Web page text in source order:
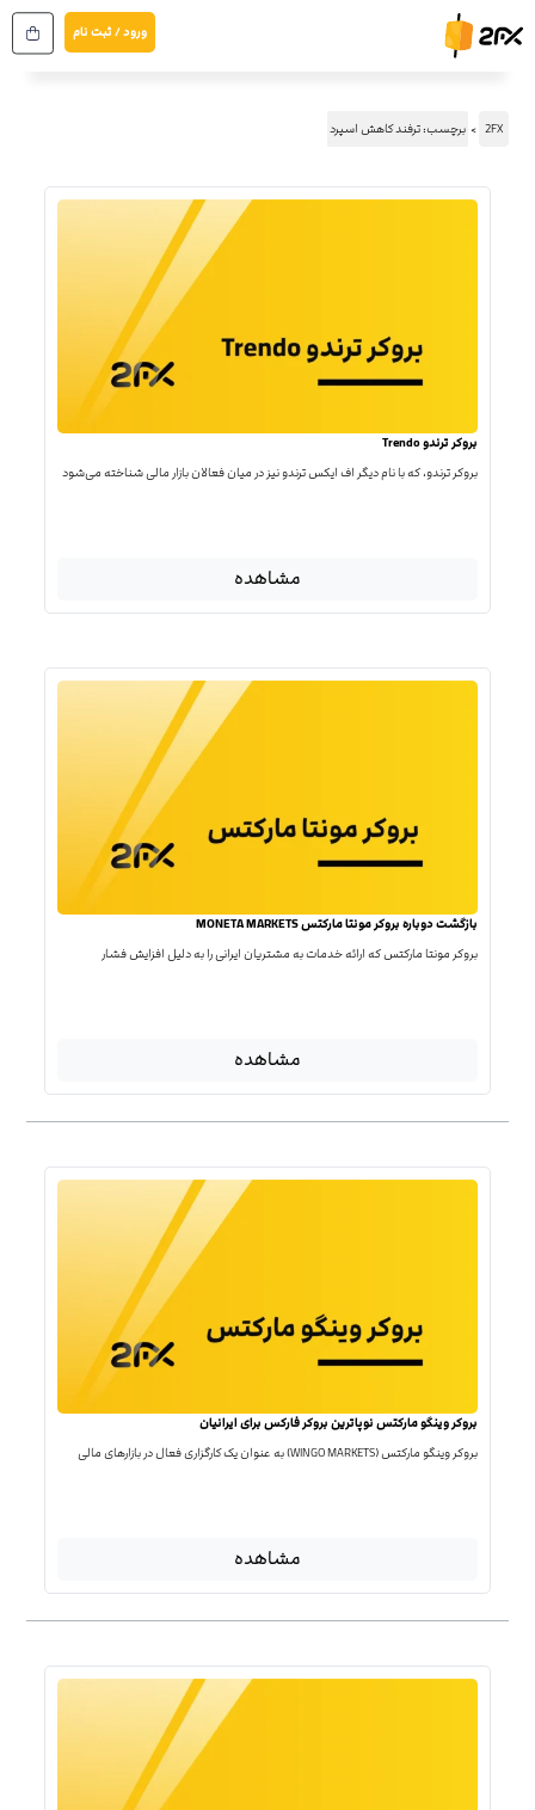
به
ورود / ثبت نام
2FX برچسب: ترفند کاهش اسپرد
بروکر ترندو Trendo
بروکر ترندو، که با نام دیگر اف ایکس ترندو نیز در میان فعالان بازار مالی شناخته می‌شود
مشاهده
بازگشت دوباره بروکر مونتا مارکتس MONETA MARKETS
بروکر مونتا مارکتس که ارائه خدمات به مشتریان ایرانی را به دلیل افزایش فشار
مشاهده
بروکر وینگو مارکتس نوپاترین بروکر فارکس برای ایرانیان
بروکر وینگو مارکتس (WINGO MARKETS) به عنوان یک کارگزاری فعال در بازارهای مالی
مشاهده